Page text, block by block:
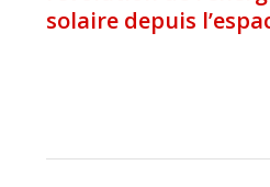
solaire depuis